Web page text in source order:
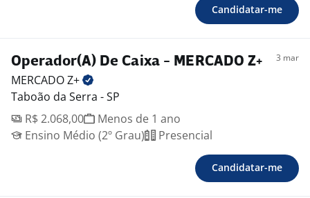
Candidatar-me
Operador(A) De Caixa - MERCADO Z+ 3 mar
MERCADOZ+
Taboão da Serra - SP
R$ 2.068,00
Menos de 1 ano
Ensino Médio (2º Grau)
Presencial
Candidatar-me